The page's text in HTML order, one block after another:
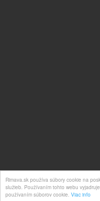
Rimava.sk používa súbory cookie na
služieb. Používaním tohto webu
používaním súborov cookie. Viac info
© 2026 Inzeráty na